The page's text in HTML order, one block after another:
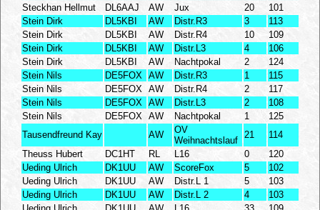
Steckhan Hellmut
DL6AAJ AW Jux 20
101
Stein Dirk
DL5KBI AW Distr.R3 3
113
Stein Dirk
DL5KBI AW Distr.R4 10
109
Stein Dirk
DL5KBI AW Distr.L3 4
106
Stein Dirk
DL5KBI AW Nachtpokal 2
124
Stein Nils
DE5FOX AW Distr.R3 1
115
Stein Nils
DE5FOX AW Distr.R4 2
117
Stein Nils
DE5FOX AW Distr.L3 2
108
Stein Nils
DE5FOX AW Nachtpokal 1
125
Tausendfreund Kay
AW
OV
Weihnachtslauf
21
114
Theuss Hubert
DC1HT RL L16 0
120
Ueding Ulrich
DK1UU AW ScoreFox 5
102
Ueding Ulrich
DK1UU AW Distr.L 1 5
103
Ueding Ulrich
DK1UU AW Distr.L 2 4
103